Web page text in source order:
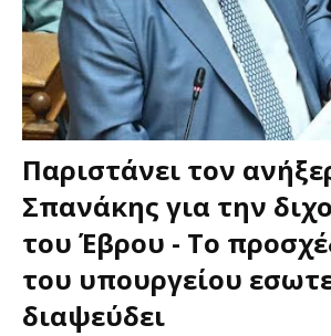
Παριστάνει τον
Σπανάκης για την
του Έβρου - Το
του υπουργείου
διαψεύδει